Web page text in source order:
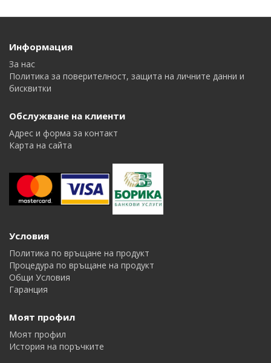
Информация
За нас
Политика за поверителност, защита на личните данни и
бисквитки
Обслужване на клиенти
Адрес и форма за контакт
Карта на сайта
Условия
Политика по връщане на продукт
Процедура по връщане на продукт
Общи Условия
Гаранция
Моят профил
Моят профил
История на поръчките